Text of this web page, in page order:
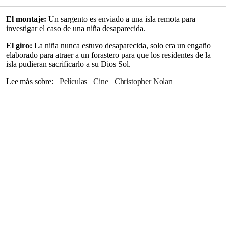
El montaje: Un sargento es enviado a una isla remota para
investigar el caso de una niña desaparecida.
El giro: La niña nunca estuvo desaparecida, solo era un engaño
elaborado para atraer a un forastero para que los residentes de la
isla pudieran sacrificarlo a su Dios Sol.
Lee más sobre
películas cine
Christopher Nolan